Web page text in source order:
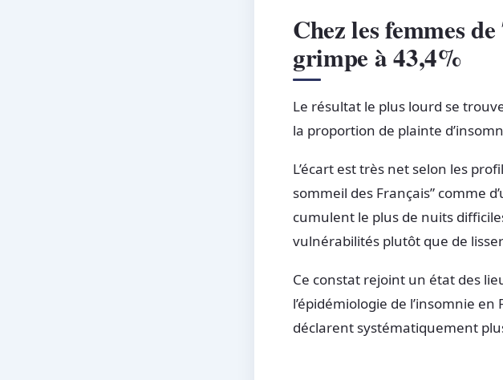
Chez les femmes de
grimpe à43,4%
Le résultat le plus lourd se
la proportion de plainte
L’écart est très net selon les
sommeil des Français” comme
cumulent le plus de nuits
vulnérabilités plutôt que de
Ce constat rejoint un état des
l’épidémiologie de l’insomnie
déclarent systématiquement